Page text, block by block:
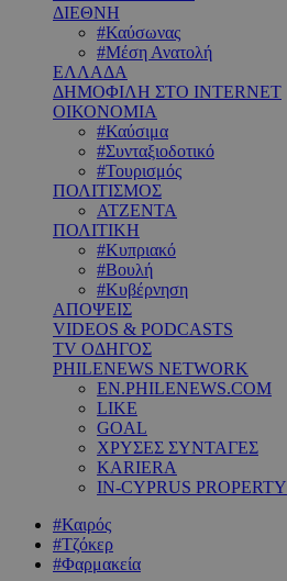
ΔΙΕΘΝΗ
#Καύσωνας
#Μέση Ανατολή
ΕΛΛΑΔΑ
ΔΗΜΟΦΙΛΗ ΣΤΟ INTERNET
ΟΙΚΟΝΟΜΙΑ
#Καύσιμα
#Συνταξιοδοτικό
#Τουρισμός
ΠΟΛΙΤΙΣΜΟΣ
ΑΤΖΕΝΤΑ
ΠΟΛΙΤΙΚΗ
#Κυπριακό
#Βουλή
#Κυβέρνηση
ΑΠΟΨΕΙΣ
VIDEOS & PODCASTS
TV ΟΔΗΓΟΣ
PHILENEWS NETWORK
EN.PHILENEWS.COM
LIKE
GOAL
ΧΡΥΣΕΣ ΣΥΝΤΑΓΕΣ
KARIERA
IN-CYPRUS PROPERTY
#Καιρός
#Τζόκερ
#Φαρμακεία